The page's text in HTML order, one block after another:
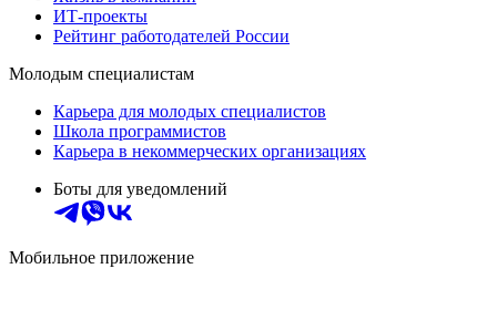
ИТ-проекты
Рейтинг работодателей России
Молодым специалистам
Карьера для молодых специалистов
Школа программистов
Карьера в некоммерческих организациях
Боты для уведомлений
Мобильное приложение